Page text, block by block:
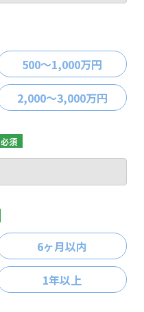
500〜1,000万円
2,000〜3,000万円
必須
6ヶ月以内
1年以上